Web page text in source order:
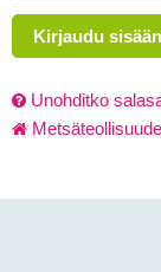
Kirjaudu sisään
Unohditko